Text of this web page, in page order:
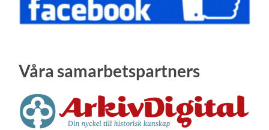
Våra samarbetspartners